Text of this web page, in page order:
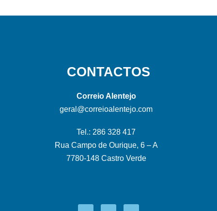
CONTACTOS
Correio Alentejo
geral@correioalentejo.com
Tel.: 286 328 417
Rua Campo de Ourique, 6 – A
7780-148 Castro Verde